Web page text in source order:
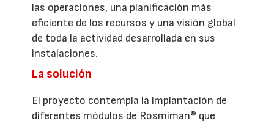
las operaciones, una planificación más
eficiente de los recursos y una visión global
de toda la actividad desarrollada en sus
instalaciones.
La solución
El proyecto contempla la implantación de
diferentes módulos de Rosmiman® que